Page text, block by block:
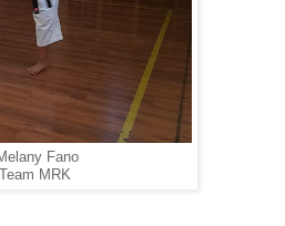
Fano
Team MRK